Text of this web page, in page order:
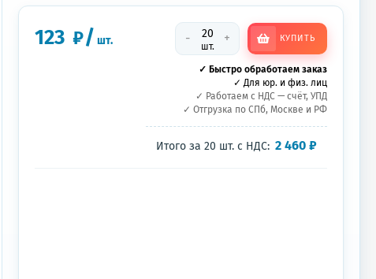
123 ₽/ шт. -
шт.
+ КУПИТЬ
✓ Быстро обработаем заказ
✓ Для юр. и физ. лиц
✓ Работаем с НДС — счёт, УПД
✓ Отгрузка по СПб, Москве и РФ
Итого за20 шт. с НДС: 2 460₽